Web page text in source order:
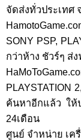
จัดส่งทั่วประเทศ
SONY PSP,
กว่าห้าง ชัวร์ๆ ส่
PLAYSTATION
ค้นหาอีกแล้ว ให้
24เดือน
ศูนย์ จำหน่าย เครื่